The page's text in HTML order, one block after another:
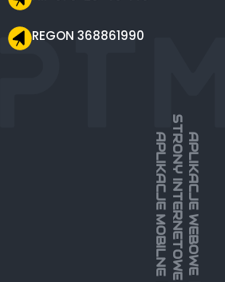
REGON 368861990
APLIKACJE MOBILNESTRONY INTERNETOWEAPLIKACJE WEBOWE